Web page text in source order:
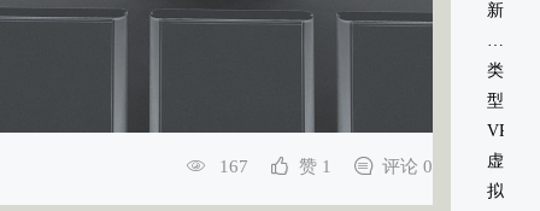
167 赞 1 评论 0
新
媒
体
信
息
系
统
类
型：
VR
虚
拟